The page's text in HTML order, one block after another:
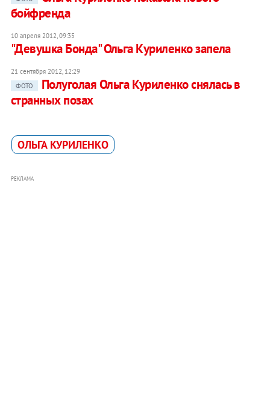
бойфренда
10 апреля 2012, 09:35
"Девушка Бонда" Ольга Куриленко запела
21 сентября 2012, 12:29
ФОТО
Полуголая Ольга Куриленко снялась в
странных позах
ОЛЬГА КУРИЛЕНКО
РЕКЛАМА